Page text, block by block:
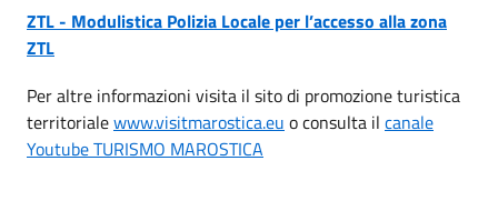
ZTL - Modulistica Polizia Locale per l’accesso alla zona
ZTL
Per altre informazioni visita il sito di promozione turistica
territorialewww.visitmarostica.eu o consulta il canale
Youtube TURISMO MAROSTICA